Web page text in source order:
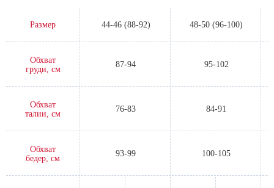
Размер 44-46 (88-92) 48-50 (96-100)
Обхват
груди, см
87-94 95-102
Обхват
талии, см
76-83 84-91
Обхват
бедер, см
93-99 100-105